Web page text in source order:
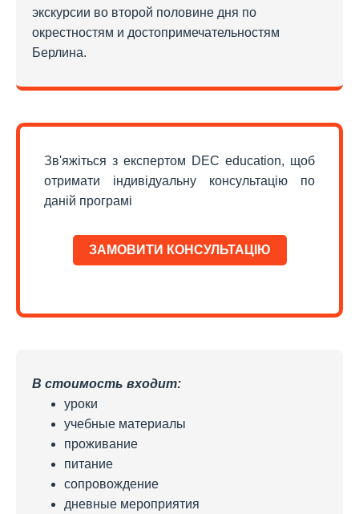
экскурсии во второй половине дня по
окрестностям и достопримечательностям
Берлина.
Зв'яжіться з експертом DEC education, щоб
отримати індивідуальну консультацію по
даній програмі
ЗАМОВИТИ КОНСУЛЬТАЦІЮ
В стоимость входит:
уроки
учебные материалы
проживание
питание
сопровождение
дневные мероприятия